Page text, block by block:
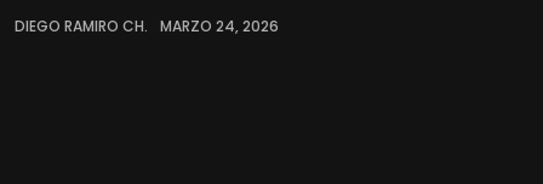
DIEGO RAMIRO CH. MARZO 24, 2026